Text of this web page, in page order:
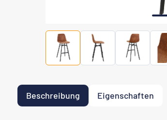
Beschreibung Eigenschaften